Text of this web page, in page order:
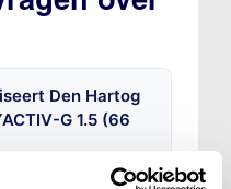
Den Hartog
G 1.5 (66